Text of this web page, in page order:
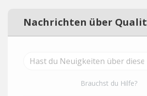
Nachrichten über
Brauchst du Hilfe?